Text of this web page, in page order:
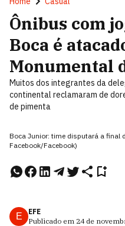
Ônibus com
Boca é
Monumental
Muitos dos integrantes da
continental reclamaram de
de pimenta
Boca Junior: time disputará a final
Facebook/Facebook)
E
EFE
Publicado em 24 de